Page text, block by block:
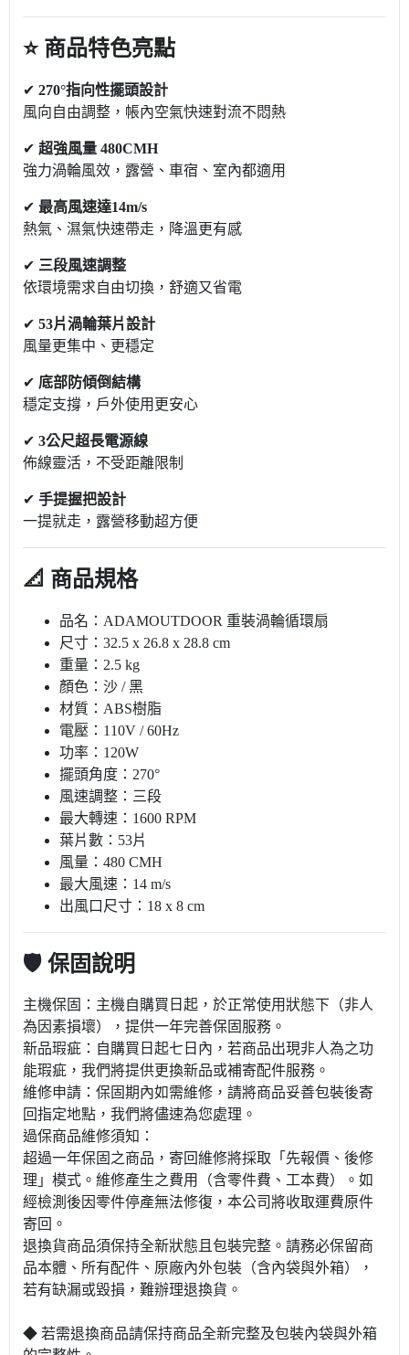
⭐ 商品特色亮點
✔ 270°指向性擺頭設計
風向自由調整，帳內空氣快速對流不悶熱
✔ 超強風量 480CMH
強力渦輪風效，露營、車宿、室內都適用
✔ 最高風速達14m/s
熱氣、濕氣快速帶走，降溫更有感
✔ 三段風速調整
依環境需求自由切換，舒適又省電
✔ 53片渦輪葉片設計
風量更集中、更穩定
✔ 底部防傾倒結構
穩定支撐，戶外使用更安心
✔ 3公尺超長電源線
佈線靈活，不受距離限制
✔ 手提握把設計
一提就走，露營移動超方便
📐 商品規格
品名：ADAMOUTDOOR 重裝渦輪循環扇
尺寸：32.5 x 26.8 x 28.8 cm
重量：2.5 kg
顏色：沙 / 黑
材質：ABS樹脂
電壓：110V / 60Hz
功率：120W
擺頭角度：270°
風速調整：三段
最大轉速：1600 RPM
葉片數：53片
風量：480 CMH
最大風速：14 m/s
出風口尺寸：18 x 8 cm
🛡 保固說明
主機保固：主機自購買日起，於正常使用狀態下（非人
為因素損壞），提供一年完善保固服務。
新品瑕疵：自購買日起七日內，若商品出現非人為之功
能瑕疵，我們將提供更換新品或補寄配件服務。
維修申請：保固期內如需維修，請將商品妥善包裝後寄
回指定地點，我們將儘速為您處理。
過保商品維修須知：
超過一年保固之商品，寄回維修將採取「先報價、後修
理」模式。維修產生之費用（含零件費、工本費）。如
經檢測後因零件停產無法修復，本公司將收取運費原件
寄回。
退換貨商品須保持全新狀態且包裝完整。請務必保留商
品本體、所有配件、原廠內外包裝（含內袋與外箱），
若有缺漏或毀損，難辦理退換貨。
◆ 若需退換商品請保持商品全新完整及包裝內袋與外箱